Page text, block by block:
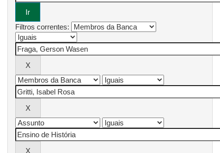
Filtros correntes: